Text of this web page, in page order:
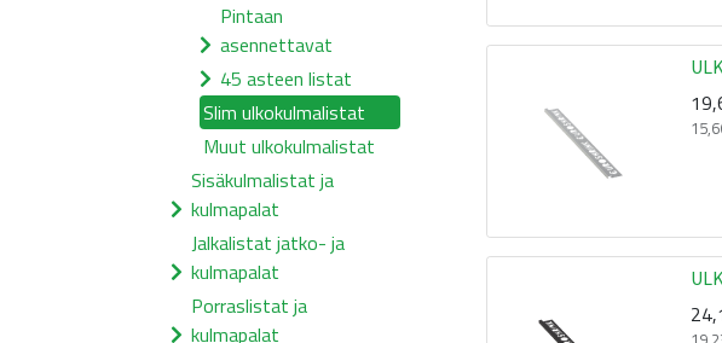
Pintaan
asennettavat
45 asteen listat
Slim ulkokulmalistat
Muut ulkokulmalistat
Sisäkulmalistat ja
kulmapalat
Jalkalistat jatko- ja
kulmapalat
Porraslistat ja
kulmapalat